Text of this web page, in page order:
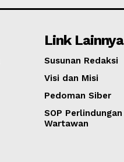
Link Lainnya
Susunan Redaksi
Visi dan Misi
Pedoman Siber
SOP Perlindungan
Wartawan